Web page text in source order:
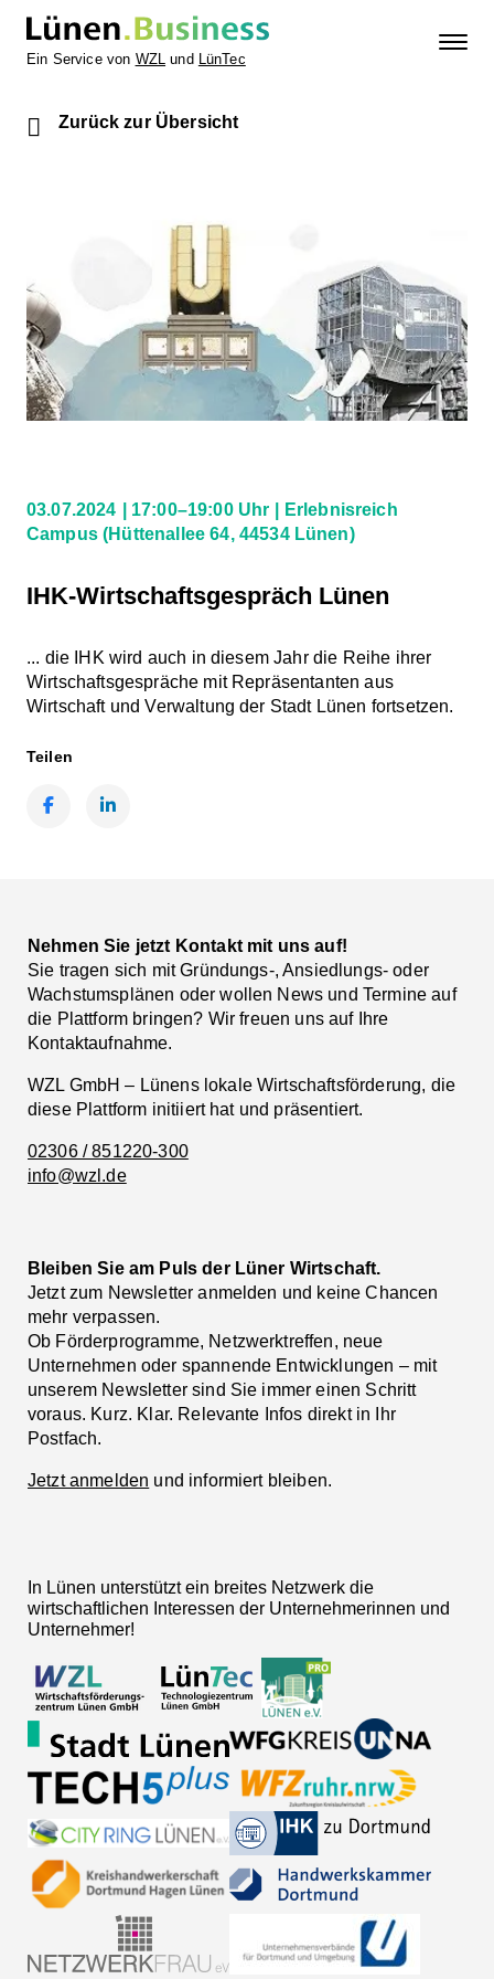
Ein Service von WZL und LünTec
Zurück zur Übersicht
03.07.2024 17:00–19:00 Uhr
Erlebnisreich
Campus (Hüttenallee 64, 44534 Lünen)
IHK-Wirtschaftsgespräch Lünen
... die IHK wird auch in diesem Jahr die Reihe ihrer
Wirtschaftsgespräche mit Repräsentanten aus
Wirtschaft und Verwaltung der Stadt Lünen fortsetzen.
Teilen
Nehmen Sie jetzt Kontakt mit uns auf!
Sie tragen sich mit Gründungs-, Ansiedlungs- oder
Wachstumsplänen oder wollen News und Termine auf
die Plattform bringen? Wir freuen uns auf Ihre
Kontaktaufnahme.
WZL GmbH – Lünens lokale Wirtschaftsförderung, die
diese Plattform initiiert hat und präsentiert.
02306 / 851220-300
info@wzl.de
Bleiben Sie am Puls der Lüner Wirtschaft.
Jetzt zum Newsletter anmelden und keine Chancen
mehr verpassen.
Ob Förderprogramme, Netzwerktreffen, neue
Unternehmen oder spannende Entwicklungen – mit
unserem Newsletter sind Sie immer einen Schritt
voraus. Kurz. Klar. Relevante Infos direkt in Ihr
Postfach.
Jetzt anmelden und informiert bleiben.
In Lünen unterstützt ein breites Netzwerk die
wirtschaftlichen Interessen der Unternehmerinnen und
Unternehmer!